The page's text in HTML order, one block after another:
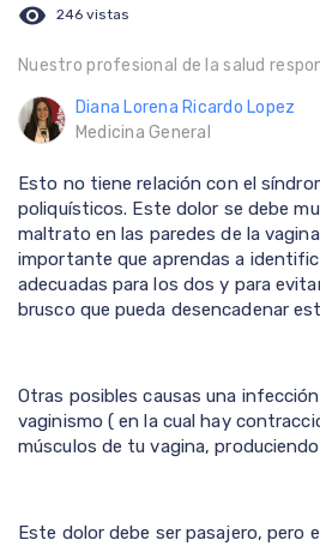
visibility 246 vistas
Nuestro profesional de la salud
Diana Lorena Ricardo Lopez
Medicina General
Esto no tiene relación con el
poliquísticos. Este dolor se debe
maltrato en las paredes de la
importante que aprendas a
adecuadas para los dos y para
brusco que pueda desencadenar
Otras posibles causas una
vaginismo ( en la cual hay
músculos de tu vagina,
Este dolor debe ser pasajero, pero